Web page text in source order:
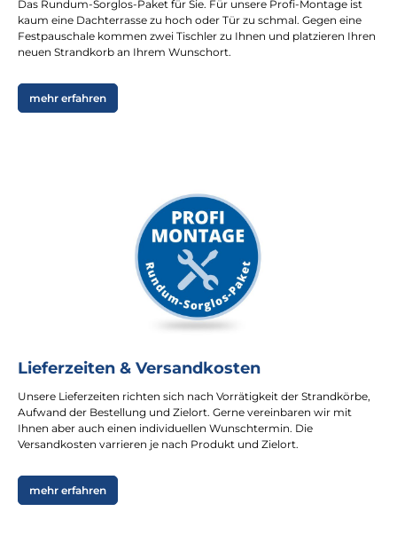
Das Rundum-Sorglos-Paket für Sie. Für unsere Profi-Montage ist
kaum eine Dachterrasse zu hoch oder Tür zu schmal. Gegen eine
Festpauschale kommen zwei Tischler zu Ihnen und platzieren Ihren
neuen Strandkorb an Ihrem Wunschort.
mehr erfahren
Lieferzeiten & Versandkosten
Unsere Lieferzeiten richten sich nach Vorrätigkeit der Strandkörbe,
Aufwand der Bestellung und Zielort. Gerne vereinbaren wir mit
Ihnen aber auch einen individuellen Wunschtermin. Die
Versandkosten varrieren je nach Produkt und Zielort.
mehr erfahren